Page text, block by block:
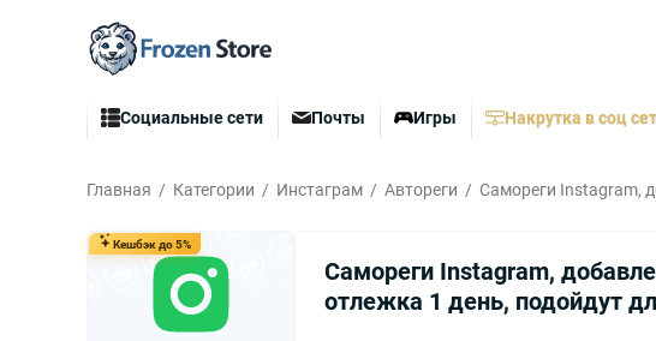
Социальные сети Почты Игры Накрутка в соц
Главная Категории Инстаграм Автореги Самореги Instagram,
Кешбэк до 5%
Самореги Instagram,
отлежка 1 день, подойдут